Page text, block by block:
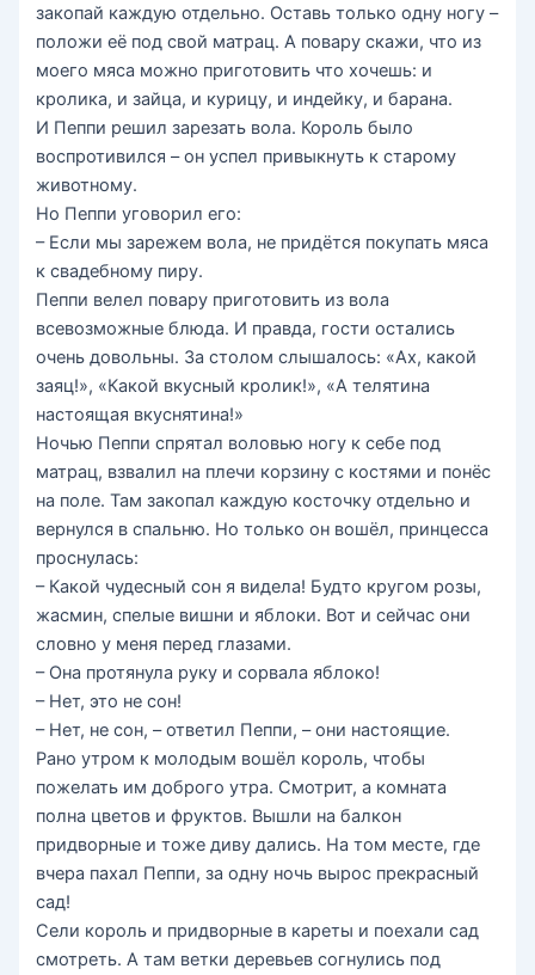
закопай каждую отдельно. Оставь только одну ногу –
положи её под свой матрац. А повару скажи, что из
моего мяса можно приготовить что хочешь: и
кролика, и зайца, и курицу, и индейку, и барана.
И Пеппи решил зарезать вола. Король было
воспротивился – он успел привыкнуть к старому
животному.
Но Пеппи уговорил его:
– Если мы зарежем вола, не придётся покупать мяса
к свадебному пиру.
Пеппи велел повару приготовить из вола
всевозможные блюда. И правда, гости остались
очень довольны. За столом слышалось: «Ах, какой
заяц!», «Какой вкусный кролик!», «А телятина
настоящая вкуснятина!»
Ночью Пеппи спрятал воловью ногу к себе под
матрац, взвалил на плечи корзину с костями и понёс
на поле. Там закопал каждую косточку отдельно и
вернулся в спальню. Но только он вошёл, принцесса
проснулась:
– Какой чудесный сон я видела! Будто кругом розы,
жасмин, спелые вишни и яблоки. Вот и сейчас они
словно у меня перед глазами.
– Она протянула руку и сорвала яблоко!
– Нет, это не сон!
– Нет, не сон, – ответил Пеппи, – они настоящие.
Рано утром к молодым вошёл король, чтобы
пожелать им доброго утра. Смотрит, а комната
полна цветов и фруктов. Вышли на балкон
придворные и тоже диву дались. На том месте, где
вчера пахал Пеппи, за одну ночь вырос прекрасный
сад!
Сели король и придворные в кареты и поехали сад
смотреть. А там ветки деревьев согнулись под